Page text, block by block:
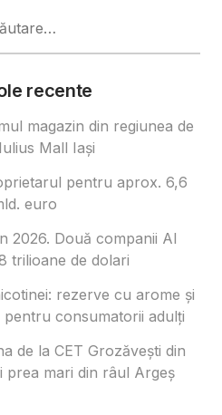
recente
magazin din regiunea de
Mall Iași
pentru aprox. 6,6
euro
2026. Două companii AI
trilioane de dolari
rezerve cu arome și
consumatorii adulți
de la CET Grozăvești din
prea mari din râul Argeș